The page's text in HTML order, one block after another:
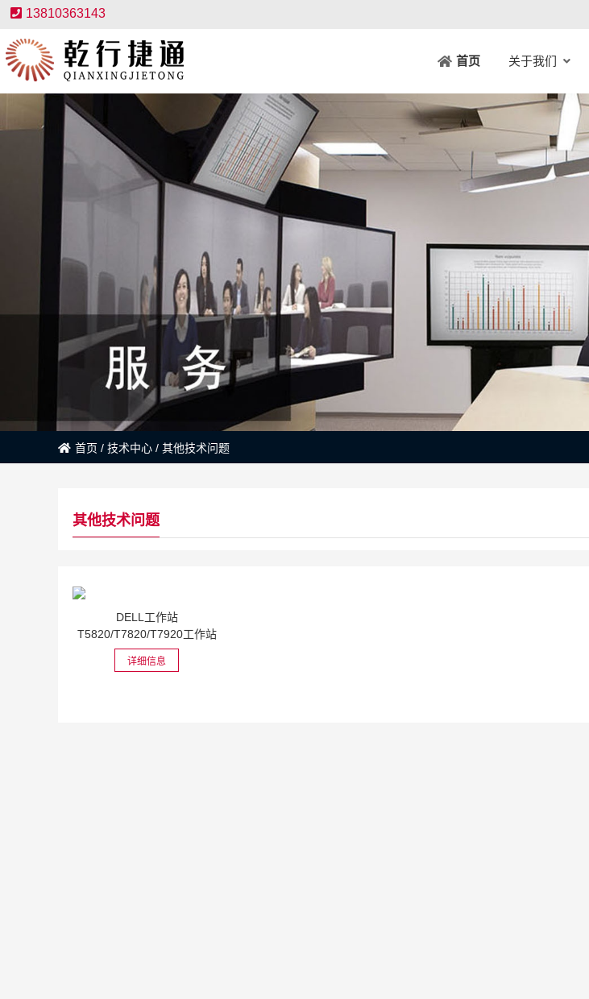
13810363143
首页 关于我们
首页 / 技术中心 / 其他技术问题
其他技术问题
DELL工作站
T5820/T7820/T7920工作站
安装win7x64位...
详细信息